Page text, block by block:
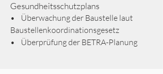
Gesundheitsschutzplans
• Überwachung der Baustelle laut
Baustellenkoordinationsgesetz
• Überprüfung der BETRA-Planung